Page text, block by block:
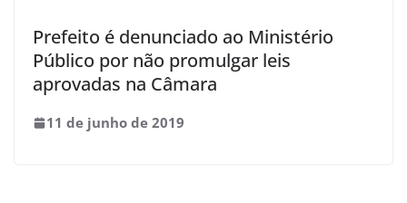
Prefeito é denunciado ao Ministério
Público por não promulgar leis
aprovadas na Câmara
11 de junho de 2019